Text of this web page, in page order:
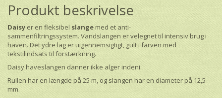
Produkt beskrivelse
Daisyer en fleksibel slangemed et anti-
sammenfiltringssystem. Vandslangen er velegnet til intensiv brug i
haven. Det ydre lag er uigennemsigtigt, gult i farven med
tekstilindsats til forstærkning.
Daisy haveslangen danner ikke alger indeni.
Rullen har en længde på 25 m, og slangen har en diameter på 12,5
mm.